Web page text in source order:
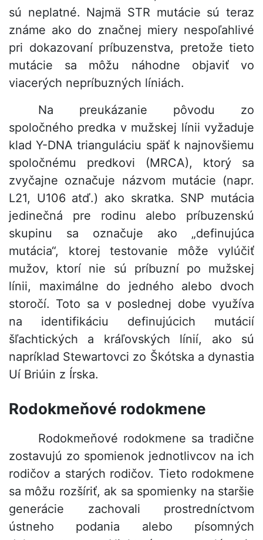
sú neplatné. Najmä STR mutácie sú teraz
známe ako do značnej miery nespoľahlivé
pri dokazovaní príbuzenstva, pretože tieto
mutácie sa môžu náhodne objaviť vo
viacerých nepríbuzných líniách.
Na preukázanie pôvodu zo
spoločného predka v mužskej línii vyžaduje
klad Y-DNA trianguláciu späť k najnovšiemu
spoločnému predkovi (MRCA), ktorý sa
zvyčajne označuje názvom mutácie (napr.
L21, U106 atď.) ako skratka. SNP mutácia
jedinečná pre rodinu alebo príbuzenskú
skupinu sa označuje ako „definujúca
mutácia“, ktorej testovanie môže vylúčiť
mužov, ktorí nie sú príbuzní po mužskej
línii, maximálne do jedného alebo dvoch
storočí. Toto sa v poslednej dobe využíva
na identifikáciu definujúcich mutácií
šľachtických a kráľovských línií, ako sú
napríklad Stewartovci zo Škótska a dynastia
Uí Briúin z Írska.
Rodokmeňové rodokmene
Rodokmeňové rodokmene sa tradične
zostavujú zo spomienok jednotlivcov na ich
rodičov a starých rodičov. Tieto rodokmene
sa môžu rozšíriť, ak sa spomienky na staršie
generácie zachovali prostredníctvom
ústneho podania alebo písomných